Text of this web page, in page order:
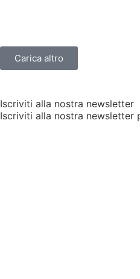
Carica altro
Iscriviti alla nostra newsletter
Iscriviti alla nostra newsletter